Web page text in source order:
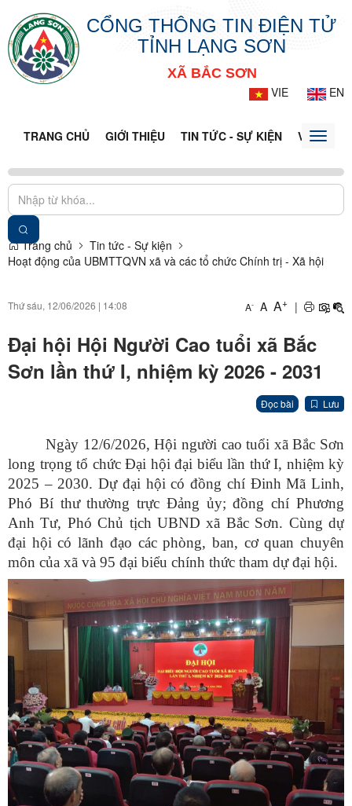
CỔNG THÔNG TIN ĐIỆN TỬ
TỈNH LẠNG SƠN
XÃ BẮC SƠN
VIE
EN
TRANG CHỦ GIỚI THIỆU TIN TỨC - SỰ KIỆN VĂN BẢN
Toggle
Trang chủ
Tin tức - Sự kiện
Hoạt động của UBMTTQVN xã và các tổ chức Chính trị - Xã hội
Thứ sáu, 12/06/2026 | 14:08 A- A A+ |
Đại hội Hội Người Cao tuổi xã Bắc
Sơn lần thứ I, nhiệm kỳ 2026 - 2031
Đọc bài Lưu
Ngày 12/6/2026, Hội người cao tuổi xã Bắc Sơn
long trọng tổ chức Đại hội đại biểu lần thứ I, nhiệm kỳ
2025 – 2030. Dự đại hội có đồng chí Đinh Mã Linh,
Phó Bí thư thường trực Đảng ủy; đồng chí Phương
Anh Tư, Phó Chủ tịch UBND xã Bắc Sơn. Cùng dự
đại hội có lãnh đạo các phòng, ban, cơ quan chuyên
môn của xã và 95 đại biểu chính thức tham dự đại hội.